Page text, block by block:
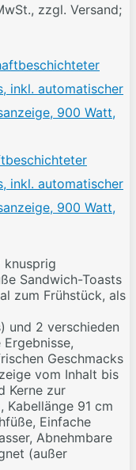
zzgl. Versand;
inkl. automatischer
900 Watt,
knusprig
Sandwich-Toasts
zum Frühstück, als
und 2 verschieden
Geschmacks
vom Inhalt bis
Kerne zur
Kabellänge 91 cm
Einfache
Abnehmbare
(außer